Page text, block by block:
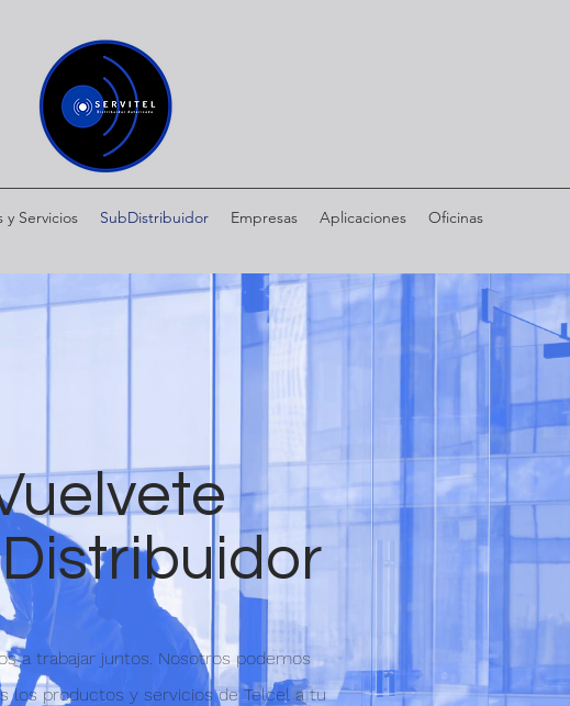
y Servicios SubDistribuidor Empresas Aplicaciones Oficinas
a trabajar juntos. Nosotros podemos
los productos y servicios de Telcel a tu